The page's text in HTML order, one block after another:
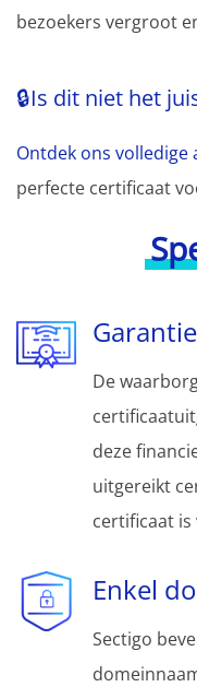
bezoekers vergroot
🔒Is dit niet het
Ontdek ons volledige
perfecte certificaat
Garantie
De
deze
uitgereikt
certificaat is
Enkel
Sectigo